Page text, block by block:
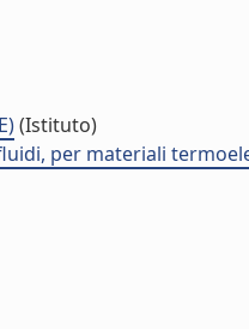
(Istituto)
per materiali